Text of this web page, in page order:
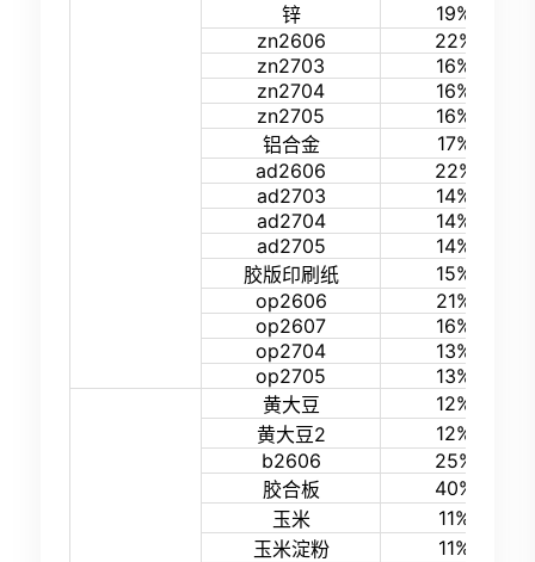
锌
19%
zn2606
22%
zn2703
16%
zn2704
16%
zn2705
16%
铝合金
17%
ad2606
22%
ad2703
14%
ad2704
14%
ad2705
14%
胶版印刷纸
15%
op2606
21%
op2607
16%
op2704
13%
op2705
13%
黄大豆
12%
黄大豆2
12%
b2606
25%
胶合板
40%
玉米
11%
玉米淀粉
11%